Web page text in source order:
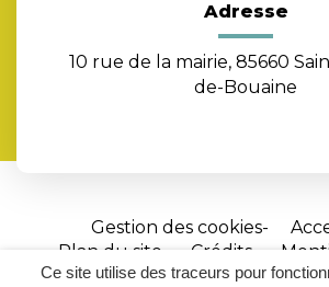
Ce site utilise des traceurs pour
Adresse
10 rue de la mairie, 85660
de-Bouaine
Gestion des cookies
Plan du site
Crédits